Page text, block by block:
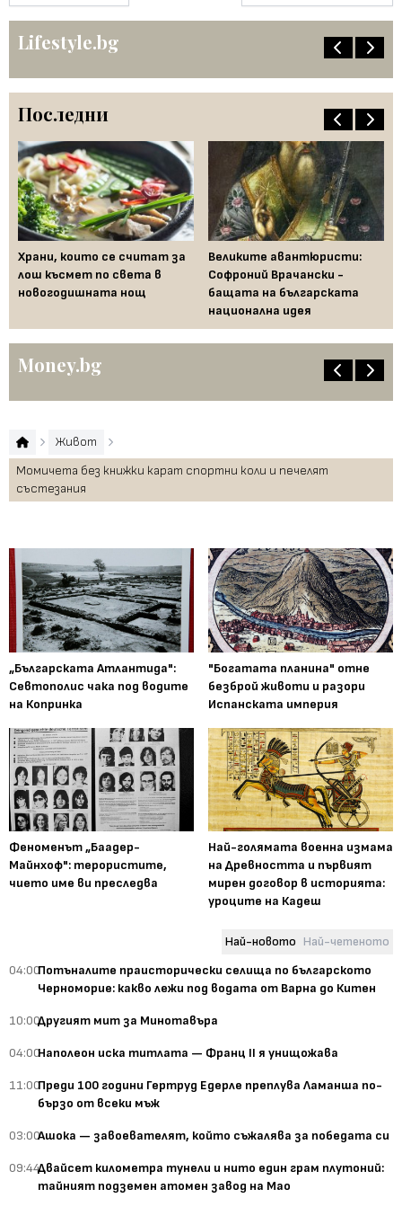
Lifestyle.bg
Последни
Храни, които се считат за
лош късмет по света в
новогодишната нощ
Великите авантюристи:
Софроний Врачански -
бащата на българската
национална идея
Money.bg
Живот
Момичета без книжки карат спортни коли и печелят
състезания
„Българската Атлантида":
Севтополис чака под водите
на Копринка
"Богатата планина" отне
безброй животи и разори
Испанската империя
Феноменът „Баадер-
Майнхоф": терористите,
чието име ви преследва
Най-голямата военна измама
на Древността и първият
мирен договор в историята:
уроците на Кадеш
Най-новото Най-четеното
04:00Потъналите праисторически селища по българското
Черноморие: какво лежи под водата от Варна до Китен
10:00Другият мит за Минотавъра
04:00Наполеон иска титлата — Франц II я унищожава
11:00Преди 100 години Гертруд Едерле преплува Ламанша по-
бързо от всеки мъж
03:00Ашока — завоевателят, който съжалява за победата си
09:44Двайсет километра тунели и нито един грам плутоний:
тайният подземен атомен завод на Мао